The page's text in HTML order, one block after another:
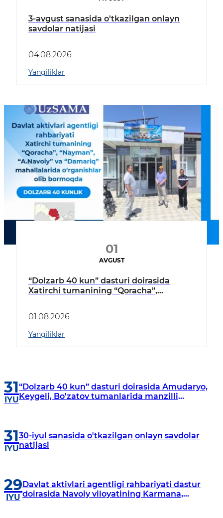
3-avgust sanasida o'tkazilgan onlayn
savdolar natijasi
04.08.2026
Yangiliklar
01
AVGUST
“Dolzarb 40 kun” dasturi doirasida
Xatirchi tumanining “Qoracha”,
borildi
01.08.2026
Yangiliklar
31
IYU
“Dolzarb 40 kun” dasturi doirasida Amudaryo,
Keygeli, Bo'zatov tumanlarida manzilli
31
IYU
30-iyul sanasida o'tkazilgan onlayn savdolar
natijasi
29
IYU
Davlat aktivlari agentligi rahbariyati dastur
doirasida Navoiy viloyatining Karmana,